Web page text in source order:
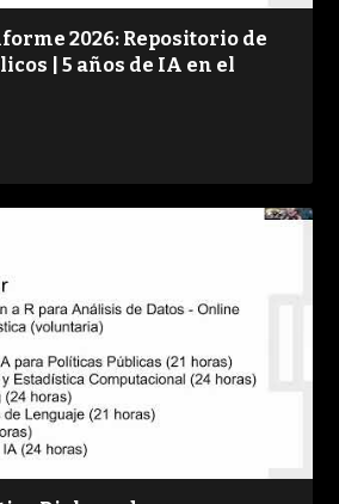
2026: Repositorio de
| 5 años de IA en el
VER